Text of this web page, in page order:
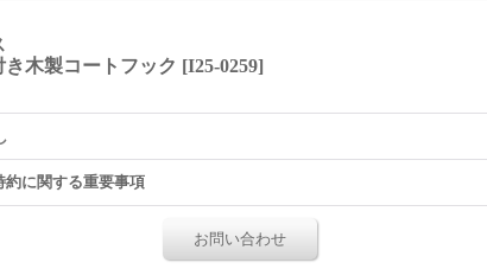
き木製コートフック [I25-0259]
約に関する重要事項
お問い合わせ